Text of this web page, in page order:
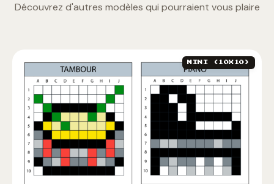
Découvrez d'autres modèles qui pourraient vous plaire
MINI (10X10)